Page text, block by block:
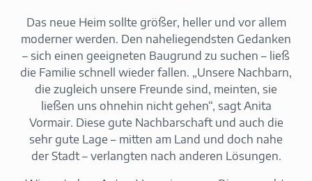
Das neue Heim sollte größer, heller und vor allem
moderner werden. Den naheliegendsten Gedanken
– sich einen geeigneten Baugrund zu suchen – ließ
die Familie schnell wieder fallen. „Unsere Nachbarn,
die zugleich unsere Freunde sind, meinten, sie
ließen uns ohnehin nicht gehen“, sagt Anita
Vormair. Diese gute Nachbarschaft und auch die
sehr gute Lage – mitten am Land und doch nahe
der Stadt – verlangten nach anderen Lösungen.